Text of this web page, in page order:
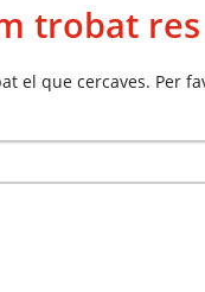
trobat res
el que cercaves. Per